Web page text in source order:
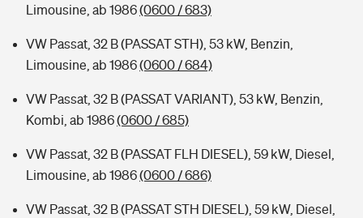
Limousine, ab 1986(0600 / 683)
VW Passat, 32 B (PASSAT STH), 53 kW, Benzin,
Limousine, ab 1986(0600 / 684)
VW Passat, 32 B (PASSAT VARIANT), 53 kW, Benzin,
Kombi, ab 1986(0600 / 685)
VW Passat, 32 B (PASSAT FLH DIESEL), 59 kW, Diesel,
Limousine, ab 1986(0600 / 686)
VW Passat, 32 B (PASSAT STH DIESEL), 59 kW, Diesel,